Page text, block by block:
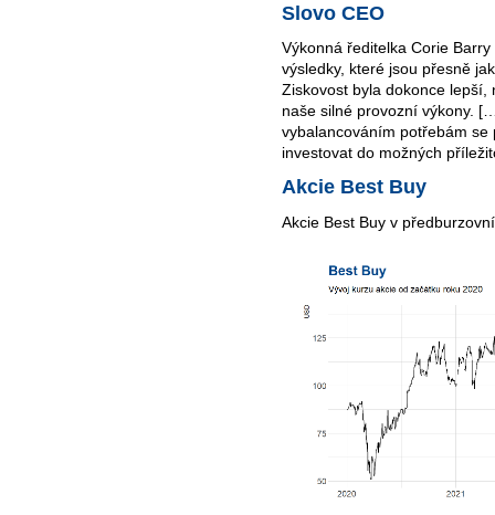
Slovo CEO
Výkonná ředitelka Corie
výsledky, které jsou přesně
Ziskovost byla dokonce lepší,
naše silné provozní výkony.
vybalancováním potřebám
investovat do možných
Akcie Best Buy
Akcie Best Buy v